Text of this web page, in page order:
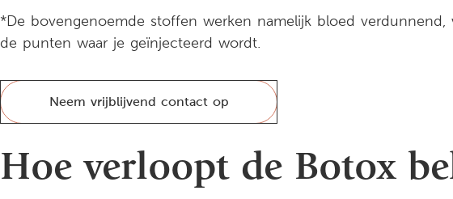
*De bovengenoemde stoffen werken namelijk bloed
de punten waar je geïnjecteerd wordt.
Neem vrijblijvend contact op
Hoe verloopt de Botox